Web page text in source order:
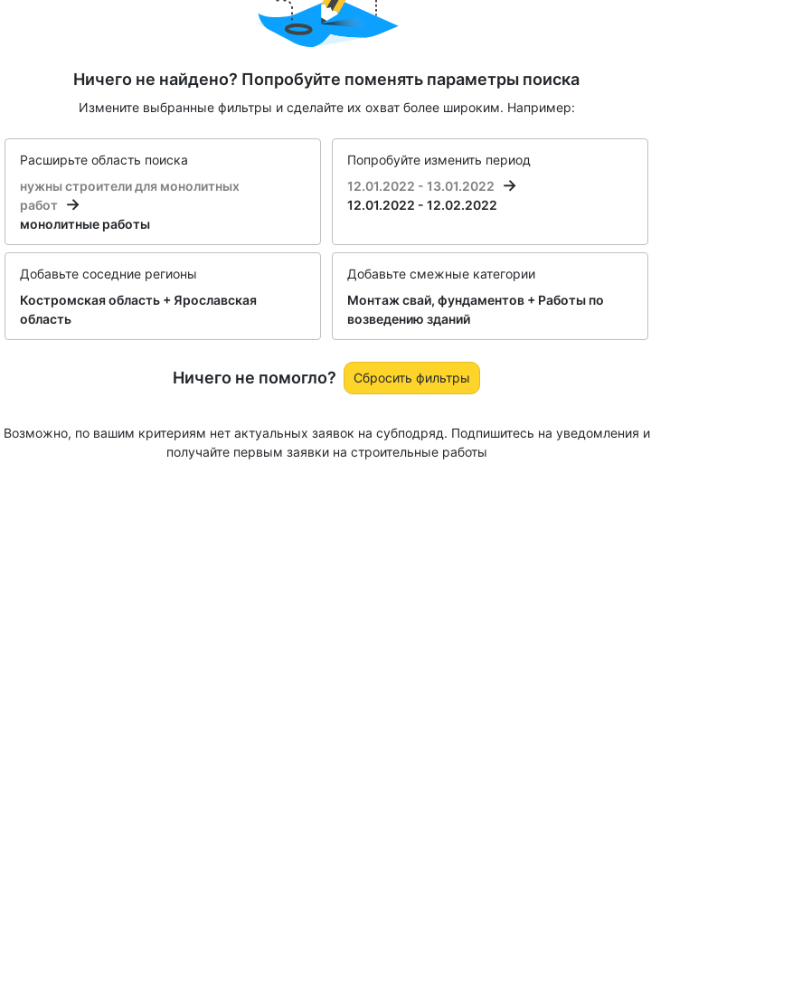
Ничего не найдено? Попробуйте поменять параметры поиска
Измените выбранные фильтры и сделайте их охват более широким. Например:
Расширьте область поиска
нужны строители для монолитных
работ
монолитные работы
Попробуйте изменить период
12.01.2022 - 13.01.2022
12.01.2022 - 12.02.2022
Добавьте соседние регионы
Костромская область + Ярославская
область
Добавьте смежные категории
Монтаж свай, фундаментов + Работы по
возведению зданий
Ничего не помогло? Сбросить фильтры
Возможно, по вашим критериям нет актуальных заявок на субподряд. Подпишитесь на уведомления и
получайте первым заявки на строительные работы